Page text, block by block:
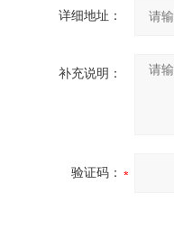
详细地址：
补充说明：
验证码：